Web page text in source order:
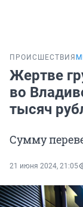
ПРОИСШЕСТВИЯ
Жертве
во
тысяч
Сумму
21 июня 2024, 21:05